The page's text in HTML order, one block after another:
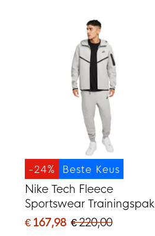
Beste Keus
-24%
Nike Tech Fleece
Sportswear Trainingspak
Lichtgrijs Zwart
€ 167,98 € 220,00